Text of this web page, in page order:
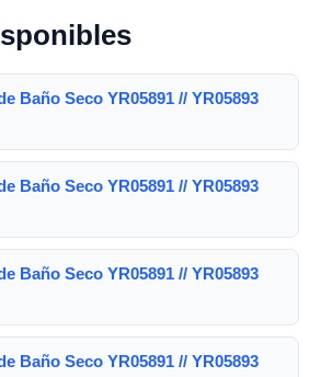
Baño Seco YR05891 // YR05893
Baño Seco YR05891 // YR05893
Baño Seco YR05891 // YR05893
Baño Seco YR05891 // YR05893